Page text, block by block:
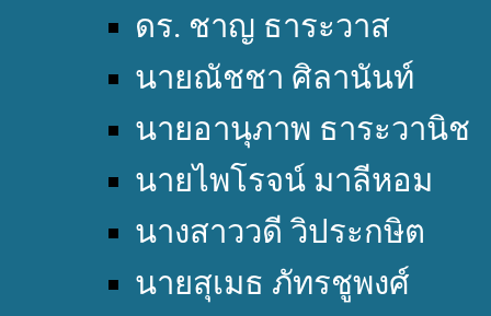
ดร. ชาญ ธาระวาส
นายณัชชา ศิลานันท์
นายอานุภาพ ธาระวานิช
นายไพโรจน์ มาลีหอม
นางสาววดี วิประกษิต
นายสุเมธ ภัทรชูพงศ์